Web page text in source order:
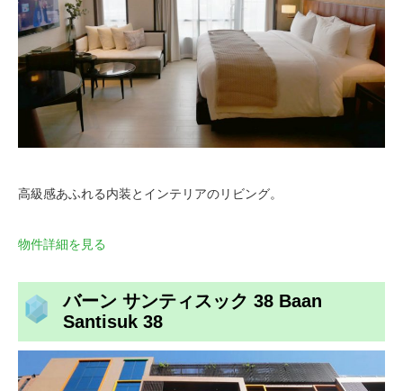
高級感あふれる内装とインテリアのリビング。
物件詳細を見る
バーン サンティスック 38 Baan
Santisuk 38